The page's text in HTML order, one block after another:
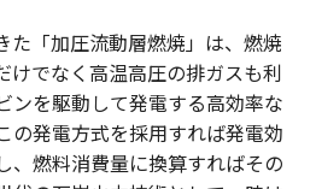
た「加圧流動層燃焼」は、燃焼
けでなく高温高圧の排ガスも利
ンを駆動して発電する高効率な
の発電方式を採用すれば発電効
、燃料消費量に換算すればその